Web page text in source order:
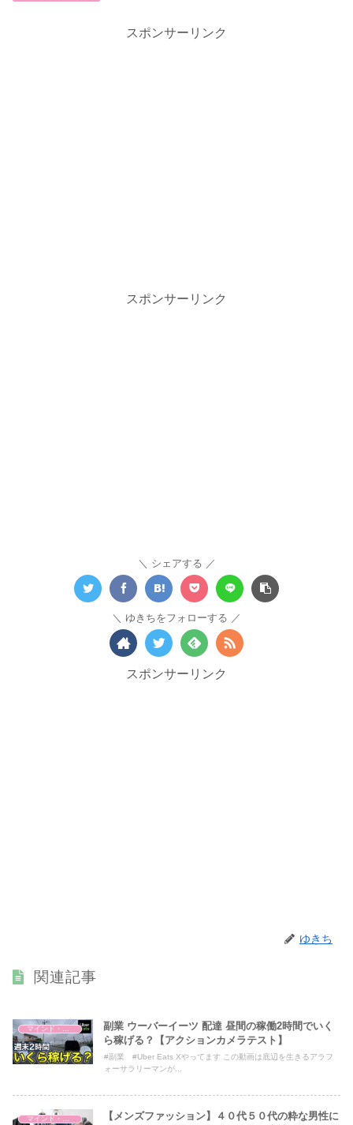
スポンサーリンク
スポンサーリンク
シェアする
ゆきちをフォローする
スポンサーリンク
ゆきち
関連記事
マインド・哲学
副業 ウーバーイーツ 配達 昼間の稼働2時間でいく
ら稼げる？【アクションカメラテスト】
#副業 #Uber Eats Xやってます この動画は底辺を生きるアラフ
ォーサラリーマンが...
マインド・哲学
【メンズファッション】４０代５０代の粋な男性に